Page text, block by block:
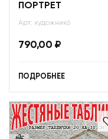
ПОРТРЕТ
Арт: художник6
790,00 ₽
ПОДРОБНЕЕ